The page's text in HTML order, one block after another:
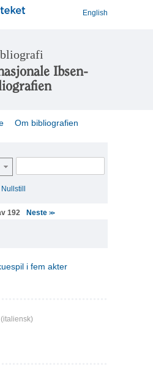
English
Ibsen-
Om bibliografien
Nullstill
192 Neste >>
i fem akter
(italiensk)